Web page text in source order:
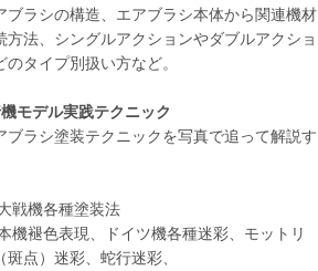
ラシの構造、エアブラシ本体から関連機材
方法、シングルアクションやダブルアクショ
のタイプ別扱い方など。
モデル実践テクニック
ラシ塗装テクニックを写真で追って解説す
戦機各種塗装法
褪色表現、ドイツ機各種迷彩、モットリ
斑点）迷彩、蛇行迷彩、